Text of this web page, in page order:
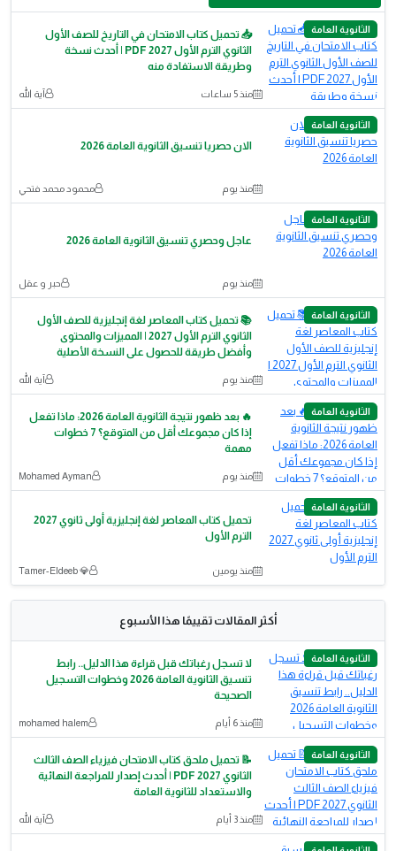
الثانوية العامة
📥 تحميل كتاب الامتحان في التاريخ للصف الأول
الثانوي الترم الأول 2027 PDF | أحدث نسخة
وطريقة الاستفادة منه
منذ 5 ساعات آية الله
الثانوية العامة
الان حصريا تنسيق الثانوية العامة 2026
منذ يوم محمود محمد فتحي
الثانوية العامة
عاجل وحصري تنسيق الثانوية العامة 2026
منذ يوم حبر و عقل
الثانوية العامة
📚 تحميل كتاب المعاصر لغة إنجليزية للصف الأول
الثانوي الترم الأول 2027 | المميزات والمحتوى
وأفضل طريقة للحصول على النسخة الأصلية
منذ يوم آية الله
الثانوية العامة
🔥 بعد ظهور نتيجة الثانوية العامة 2026: ماذا تفعل
إذا كان مجموعك أقل من المتوقع؟ 7 خطوات
مهمة
منذ يوم Mohamed Ayman
الثانوية العامة
تحميل كتاب المعاصر لغة إنجليزية أولى ثانوي 2027
الترم الأول
منذ يومين 💎 Tamer-Eldeeb
أكثر المقالات تقييمًا هذا الأسبوع
الثانوية العامة
لا تسجل رغباتك قبل قراءة هذا الدليل.. رابط
تنسيق الثانوية العامة 2026 وخطوات التسجيل
الصحيحة
منذ 6 أيام mohamed halem
الثانوية العامة
📝 تحميل ملحق كتاب الامتحان فيزياء الصف الثالث
الثانوي 2027 PDF | أحدث إصدار للمراجعة النهائية
والاستعداد للثانوية العامة
منذ 3 أيام آية الله